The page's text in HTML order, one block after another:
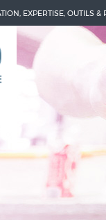
EXPERTISE, OUTILS &